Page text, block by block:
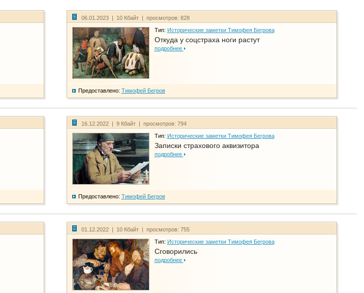
06.01.2023 | 10 Кбайт | просмотров: 828
Тип: Исторические заметки Тимофея Бегрова
Откуда у соцстраха ноги растут
подробнее
Предоставлено: Тимофей Бегров
16.12.2022 | 9 Кбайт | просмотров: 794
Тип: Исторические заметки Тимофея Бегрова
Записки страхового аквизитора
подробнее
Предоставлено: Тимофей Бегров
01.12.2022 | 10 Кбайт | просмотров: 755
Тип: Исторические заметки Тимофея Бегрова
Сговорились
подробнее